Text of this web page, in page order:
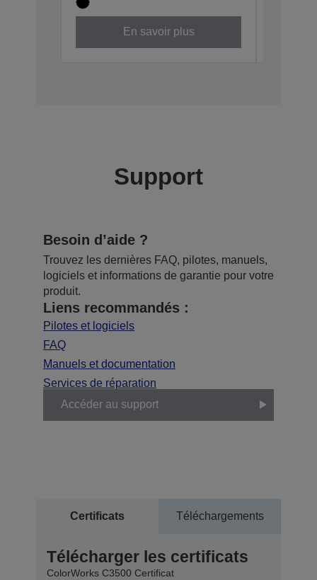
En savoir plus
Support
Besoin d’aide ?
Trouvez les dernières FAQ, pilotes, manuels,
logiciels et informations de garantie pour votre
produit.
Liens recommandés :
Pilotes et logiciels
FAQ
Manuels et documentation
Services de réparation
Accéder au support
Certificats Téléchargements
Télécharger les certificats
ColorWorks C3500 Certificat